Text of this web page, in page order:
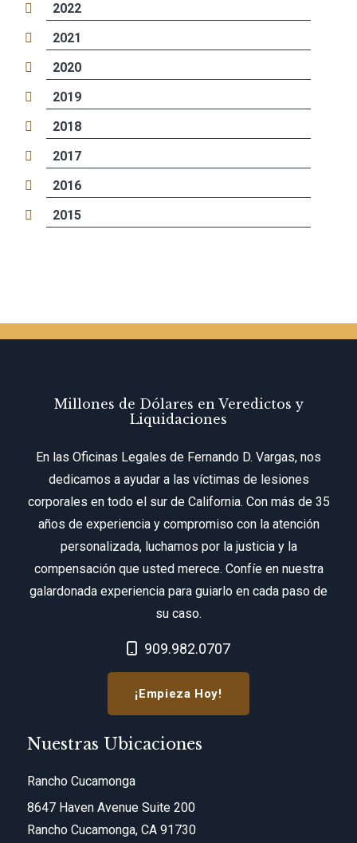
2022
2021
2020
2019
2018
2017
2016
2015
Millones de Dólares en Veredictos y
Liquidaciones
En las Oficinas Legales de Fernando D. Vargas, nos
dedicamos a ayudar a las víctimas de lesiones
corporales en todo el sur de California. Con más de 35
años de experiencia y compromiso con la atención
personalizada, luchamos por la justicia y la
compensación que usted merece. Confíe en nuestra
galardonada experiencia para guiarlo en cada paso de
su caso.
Call Now at
909.982.0707
¡Empieza Hoy!
Nuestras Ubicaciones
Rancho Cucamonga
8647 Haven Avenue Suite 200
Rancho Cucamonga, CA 91730